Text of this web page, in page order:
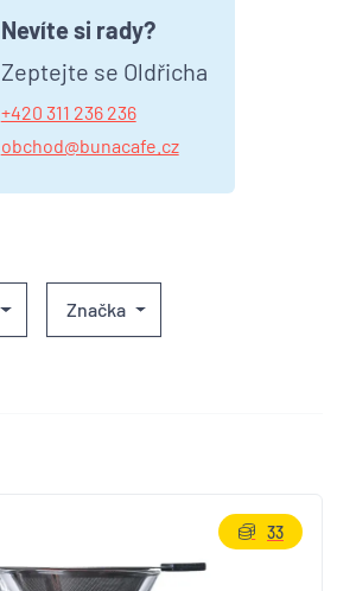
Nevíte si rady?
Zeptejte se Oldřicha
+420 311 236 236
obchod@bunacafe.cz
Značka
33